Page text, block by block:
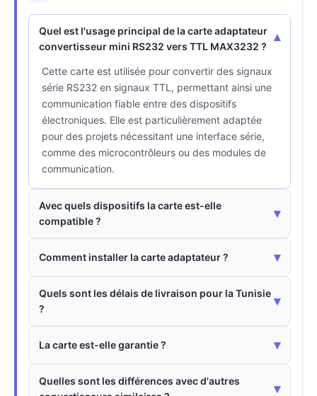
Quel est l'usage principal de la carte adaptateur
convertisseur mini RS232 vers TTL MAX3232 ?
▾
Cette carte est utilisée pour convertir des signaux
série RS232 en signaux TTL, permettant ainsi une
communication fiable entre des dispositifs
électroniques. Elle est particulièrement adaptée
pour des projets nécessitant une interface série,
comme des microcontrôleurs ou des modules de
communication.
Avec quels dispositifs la carte est-elle
compatible ?
▾
Comment installer la carte adaptateur ? ▾
Quels sont les délais de livraison pour la Tunisie
?
▾
La carte est-elle garantie ? ▾
Quelles sont les différences avec d'autres
▾